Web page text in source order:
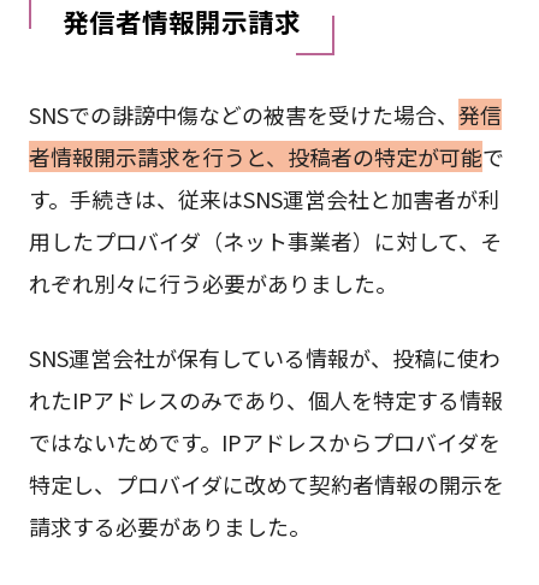
発信者情報開示請求
SNSでの誹謗中傷などの被害を受けた場合、 発信
者情報開示請求を行うと、投稿者の特定が可能で
す。手続きは、従来はSNS運営会社と加害者が利
用したプロバイダ（ネット事業者）に対して、そ
れぞれ別々に行う必要がありました。
SNS運営会社が保有している情報が、投稿に使わ
れたIPアドレスのみであり、個人を特定する情報
ではないためです。IPアドレスからプロバイダを
特定し、プロバイダに改めて契約者情報の開示を
請求する必要がありました。